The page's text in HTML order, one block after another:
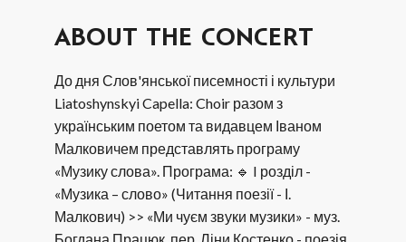
ABOUT THE CONCERT
До дня Слов'янської писемності і культури
Liatoshynskyi Capella: Choir разом з
українським поетом та видавцем Іваном
Малковичем представлять програму
«Музику слова». Програма: 🔹 I розділ -
«Музика – слово» (Читання поезії - І.
Малкович) >> «Ми чуєм звуки музики» - муз.